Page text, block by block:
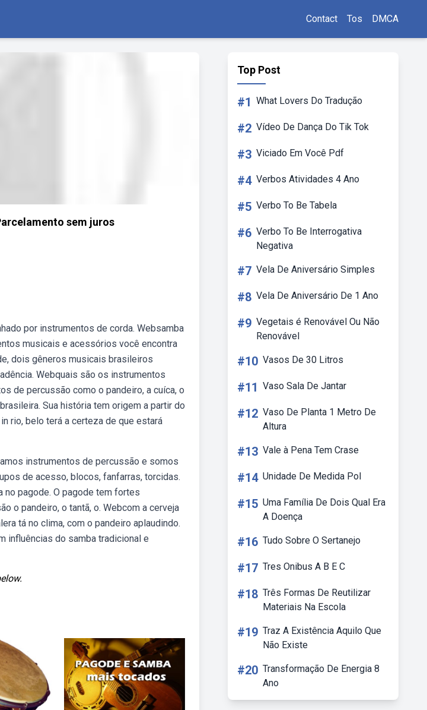
Contact Tos DMCA
sem juros
por instrumentos de corda. Websamba
musicais e acessórios você encontra
dois gêneros musicais brasileiros
Webquais são os instrumentos
de percussão como o pandeiro, a cuíca, o
Sua história tem origem a partir do
rio, belo terá a certeza de que estará
instrumentos de percussão e somos
de acesso, blocos, fanfarras, torcidas.
no pagode. O pagode tem fortes
o pandeiro, o tantã, o. Webcom a cerveja
tá no clima, com o pandeiro aplaudindo.
influências do samba tradicional e
Top Post
#1 What Lovers Do Tradução
#2 Vídeo De Dança Do Tik Tok
#3 Viciado Em Você Pdf
#4 Verbos Atividades 4 Ano
#5 Verbo To Be Tabela
#6 Verbo To Be Interrogativa
Negativa
#7 Vela De Aniversário Simples
#8 Vela De Aniversário De 1 Ano
#9 Vegetais é Renovável Ou Não
Renovável
#10 Vasos De 30 Litros
#11 Vaso Sala De Jantar
#12 Vaso De Planta 1 Metro De
Altura
#13 Vale à Pena Tem Crase
#14 Unidade De Medida Pol
#15 Uma Família De Dois Qual Era
A Doença
#16 Tudo Sobre O Sertanejo
#17 Tres Onibus A B E C
#18 Três Formas De Reutilizar
Materiais Na Escola
#19 Traz A Existência Aquilo Que
Não Existe
#20 Transformação De Energia 8
Ano